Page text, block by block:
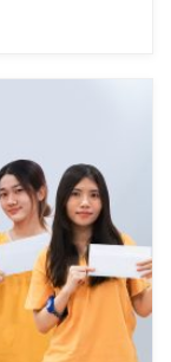
nhé – nhà